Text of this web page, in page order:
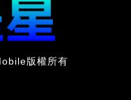
版權所有